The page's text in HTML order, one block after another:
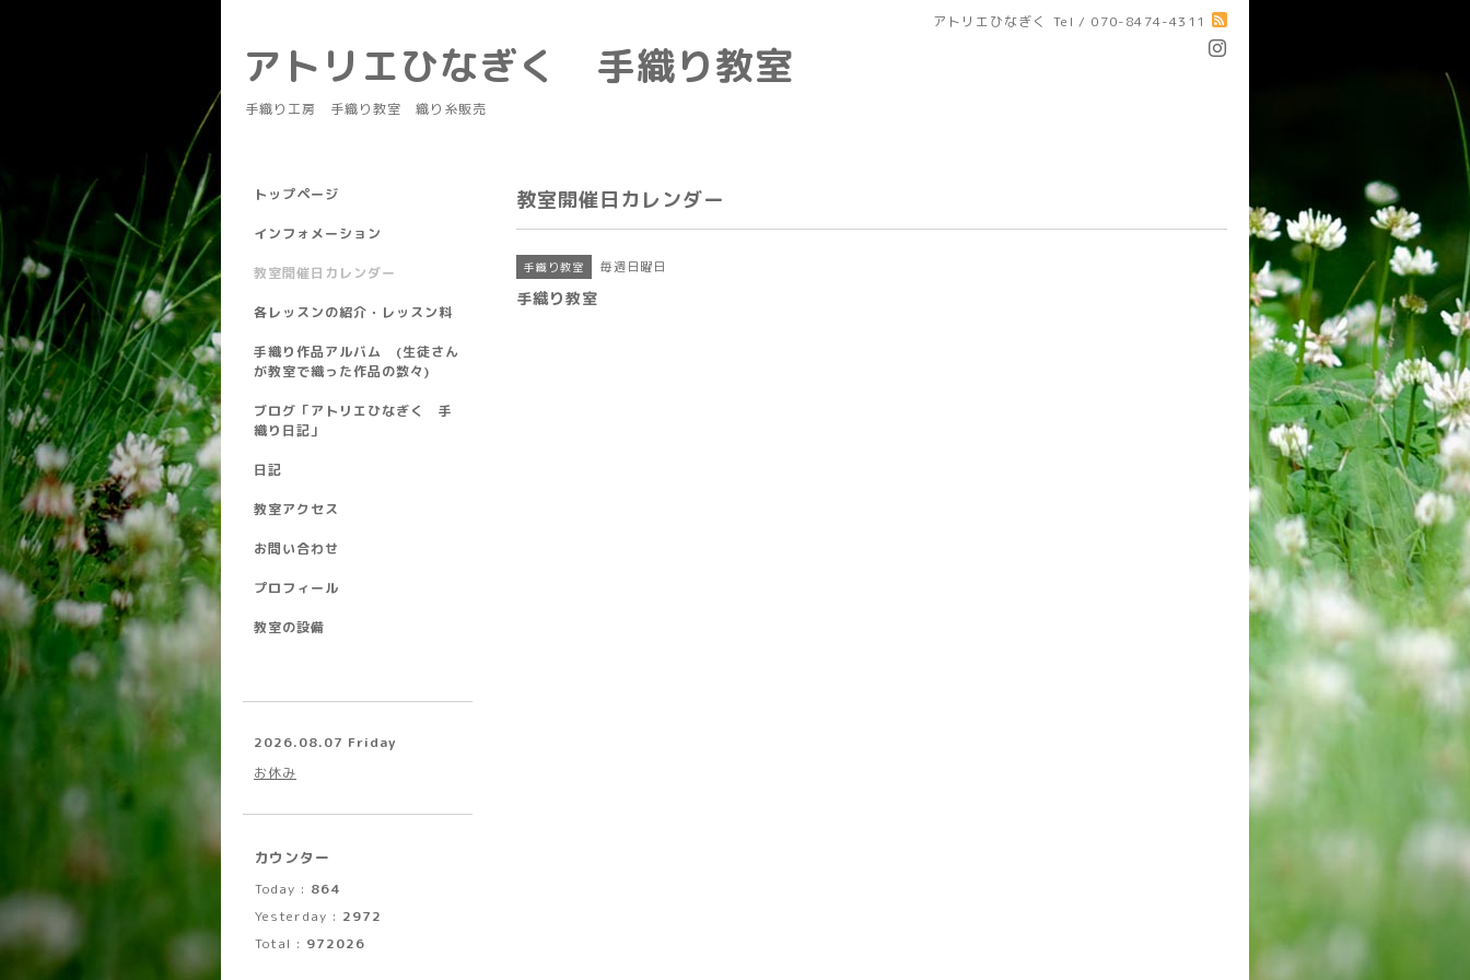
アトリエひなぎく Tel / 070-8474-4311
アトリエひなぎく 手織り教室
手織り工房 手織り教室 織り糸販売
教室開催日カレンダー
手織り教室 毎週日曜日
手織り教室
トップページ
インフォメーション
教室開催日カレンダー
各レッスンの紹介・レッスン料
手織り作品アルバム (生徒さん
が教室で織った作品の数々)
ブログ「アトリエひなぎく 手
織り日記」
日記
教室アクセス
お問い合わせ
プロフィール
教室の設備
2026.08.07 Friday
お休み
カウンター
Today : 864
Yesterday : 2972
Total : 972026